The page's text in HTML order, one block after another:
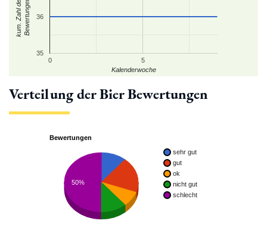
0 5
35
36
Kalenderwoche
kum. Zahl derBewertungen
Verteilung der Bier Bewertungen
Bewertungen
sehr gut
gut
ok
nicht gut
schlecht
50%